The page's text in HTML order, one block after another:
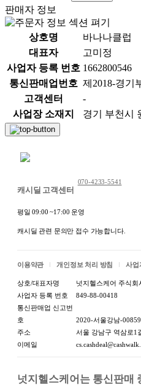
이제 안전 하게 직
실리콘 SGS 안전 인증을 통
안전한국내 생산 제품
판매자 정보
상호명
바나나클럽
대표자
고미정
사업자 등록 번호 1662800546
통신판매업번호 제2018-경기
고객센터
-
사업장 소재지
경기 부천시
캐시딜 고객센터
070-4233-5541
평일 09:00 ~17:00 운영
캐시딜 관련 문의만 접수 가능합니다.
이용약관 개인정보 처리 방침 사업
상호/대표자명
넛지헬스케어 주식회
사업자 등록 번호
849-88-00418
통신판매업 신고번
호
2020-서울강남-00859
주소
서울 강남구 역삼로1
이메일
넛지헬스케어는 통신판매